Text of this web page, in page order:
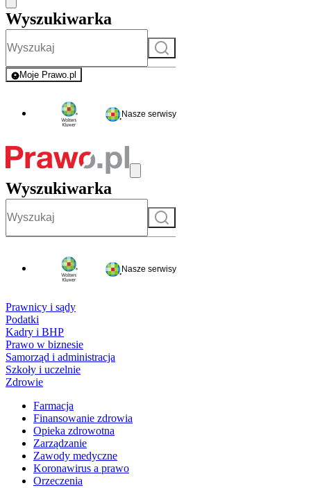
Wyszukiwarka
Szukaj
Moje Prawo.pl
- rejestracja i logowanie do serwisu
Nasze serwisy
Wyszukiwarka
Szukaj
Nasze serwisy
Prawnicy i sądy
Podatki
Kadry i BHP
Prawo w biznesie
Samorząd i administracja
Szkoły i uczelnie
Zdrowie
Farmacja
Finansowanie zdrowia
Opieka zdrowotna
Zarządzanie
Zawody medyczne
Koronawirus a prawo
Orzeczenia